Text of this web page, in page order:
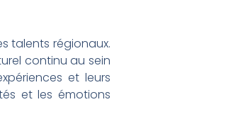
talents régionaux.
continu au sein
et leurs
et les émotions